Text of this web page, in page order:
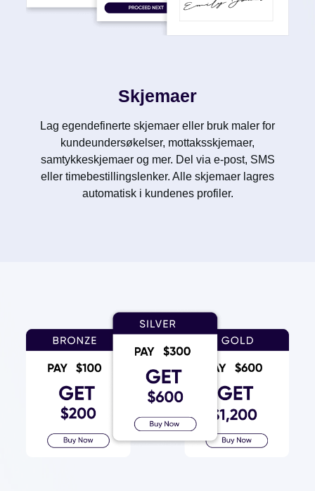
Skjemaer
Lag egendefinerte skjemaer eller bruk maler for
kundeundersøkelser, mottaksskjemaer,
samtykkeskjemaer og mer. Del via e-post, SMS
eller timebestillingslenker. Alle skjemaer lagres
automatisk i kundenes profiler.